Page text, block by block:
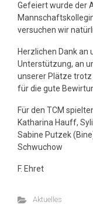
Gefeiert wurde der
versuchen wir
Herzlichen Dank an
Unterstützung, an
unserer Plätze
für die gute
Für den TCM
Katharina Hauff,
Sabine Putzek
Schwuchow
F. Ehret
Aktuelles